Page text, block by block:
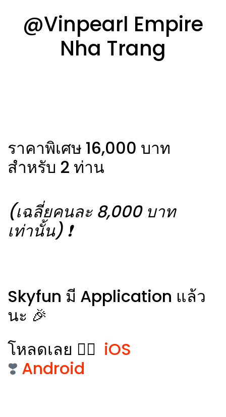
@Vinpearl Empire
Nha Trang
ราคาพิเศษ 16,000 บาท
สำหรับ 2 ท่าน
(เฉลี่ยคนละ 8,000 บาท
เท่านั้น) ❗️
Skyfun มี Application แล้ว
นะ 🎉
โหลดเลย 👉🏻 iOS
❣️ Android